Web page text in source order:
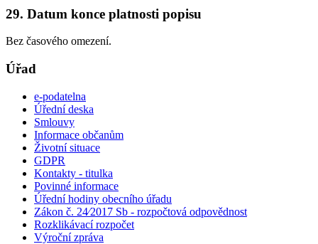
29. Datum konce platnosti popisu
Bez časového omezení.
Úřad
e-podatelna
Úřední deska
Smlouvy
Informace občanům
Životní situace
GDPR
Kontakty - titulka
Povinné informace
Úřední hodiny obecního úřadu
Zákon č. 24⁄2017 Sb - rozpočtová odpovědnost
Rozklikávací rozpočet
Výroční zpráva